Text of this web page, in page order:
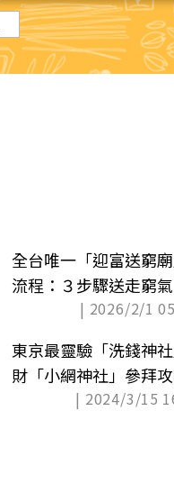
全台唯一「迎富送窮
流程：３步驟送走窮
| 2026/2/1
東京最靈驗「洗錢神
財「小網神社」參拜
(得獎公布)| 2024/3/15